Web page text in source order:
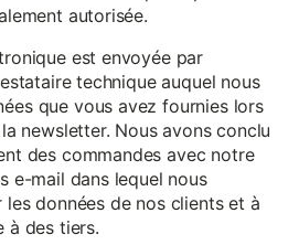
autorisée.
est envoyée par
technique auquel nous
que vous avez fournies lors
newsletter. Nous avons conclu
des commandes avec notre
e-mail dans lequel nous
données de nos clients et à
à des tiers.